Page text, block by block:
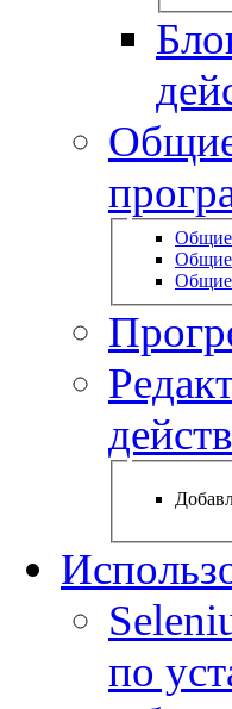
Общие
Общие
Общие
по